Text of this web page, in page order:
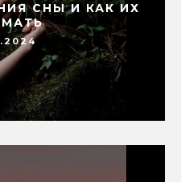
СНЫ И КАК ИХ